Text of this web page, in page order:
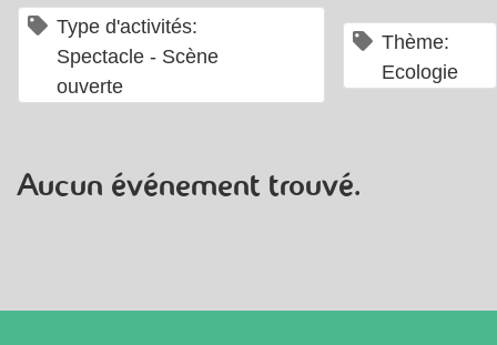
Type d'activités:
Spectacle - Scène
ouverte
Thème:
Ecologie
Aucun événement trouvé.